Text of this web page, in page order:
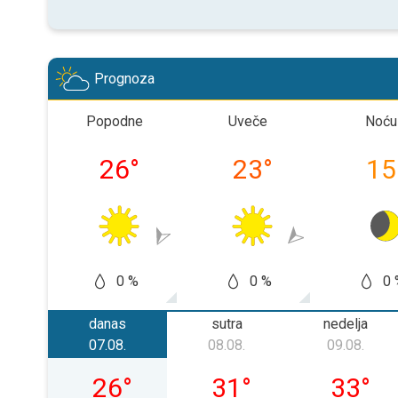
Prognoza
Popodne
26°
0 %
Uveče
23°
0 %
Noću
15
0
danas
petak, 07. 08.
07.08.
26°
sutra
subota, 08. 08.
08.08.
31 °
nedelja
nedelja,
09.08.
33°